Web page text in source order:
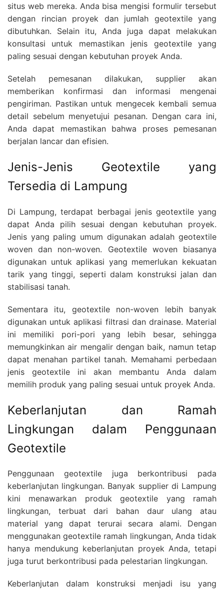
situs web mereka. Anda bisa mengisi formulir tersebut
dengan rincian proyek dan jumlah geotextile yang
dibutuhkan. Selain itu, Anda juga dapat melakukan
konsultasi untuk memastikan jenis geotextile yang
paling sesuai dengan kebutuhan proyek Anda.
Setelah pemesanan dilakukan, supplier akan
memberikan konfirmasi dan informasi mengenai
pengiriman. Pastikan untuk mengecek kembali semua
detail sebelum menyetujui pesanan. Dengan cara ini,
Anda dapat memastikan bahwa proses pemesanan
berjalan lancar dan efisien.
Jenis-Jenis Geotextile yang
Tersedia di Lampung
Di Lampung, terdapat berbagai jenis geotextile yang
dapat Anda pilih sesuai dengan kebutuhan proyek.
Jenis yang paling umum digunakan adalah geotextile
woven dan non-woven. Geotextile woven biasanya
digunakan untuk aplikasi yang memerlukan kekuatan
tarik yang tinggi, seperti dalam konstruksi jalan dan
stabilisasi tanah.
Sementara itu, geotextile non-woven lebih banyak
digunakan untuk aplikasi filtrasi dan drainase. Material
ini memiliki pori-pori yang lebih besar, sehingga
memungkinkan air mengalir dengan baik, namun tetap
dapat menahan partikel tanah. Memahami perbedaan
jenis geotextile ini akan membantu Anda dalam
memilih produk yang paling sesuai untuk proyek Anda.
Keberlanjutan dan Ramah
Lingkungan dalam Penggunaan
Geotextile
Penggunaan geotextile juga berkontribusi pada
keberlanjutan lingkungan. Banyak supplier di Lampung
kini menawarkan produk geotextile yang ramah
lingkungan, terbuat dari bahan daur ulang atau
material yang dapat terurai secara alami. Dengan
menggunakan geotextile ramah lingkungan, Anda tidak
hanya mendukung keberlanjutan proyek Anda, tetapi
juga turut berkontribusi pada pelestarian lingkungan.
Keberlanjutan dalam konstruksi menjadi isu yang